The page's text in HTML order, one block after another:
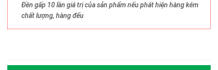
Đền gấp 10 lần giá trị của sản phẩm nếu phát hiện hàng kém
chất lượng, hàng đểu